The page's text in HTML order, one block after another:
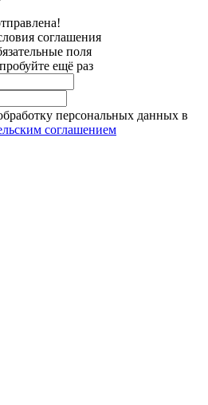
соглашения
поля
ещё раз
персональных данных в
соглашением